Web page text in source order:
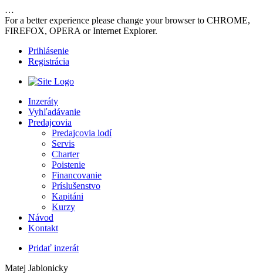
…
For a better experience please change your browser to CHROME,
FIREFOX, OPERA or Internet Explorer.
Prihlásenie
Registrácia
Inzeráty
Vyhľadávanie
Predajcovia
Predajcovia lodí
Servis
Charter
Poistenie
Financovanie
Príslušenstvo
Kapitáni
Kurzy
Návod
Kontakt
Pridať inzerát
Matej Jablonicky